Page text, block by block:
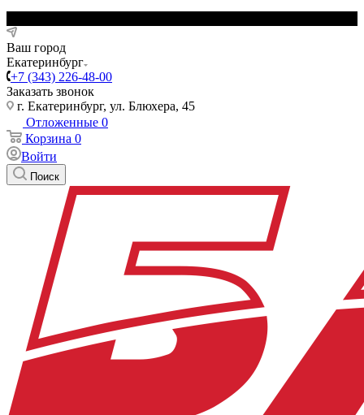
Ваш город
Екатеринбург
+7 (343) 226-48-00
Заказать звонок
г. Екатеринбург, ул. Блюхера, 45
Отложенные 0
Корзина 0
Войти
Поиск